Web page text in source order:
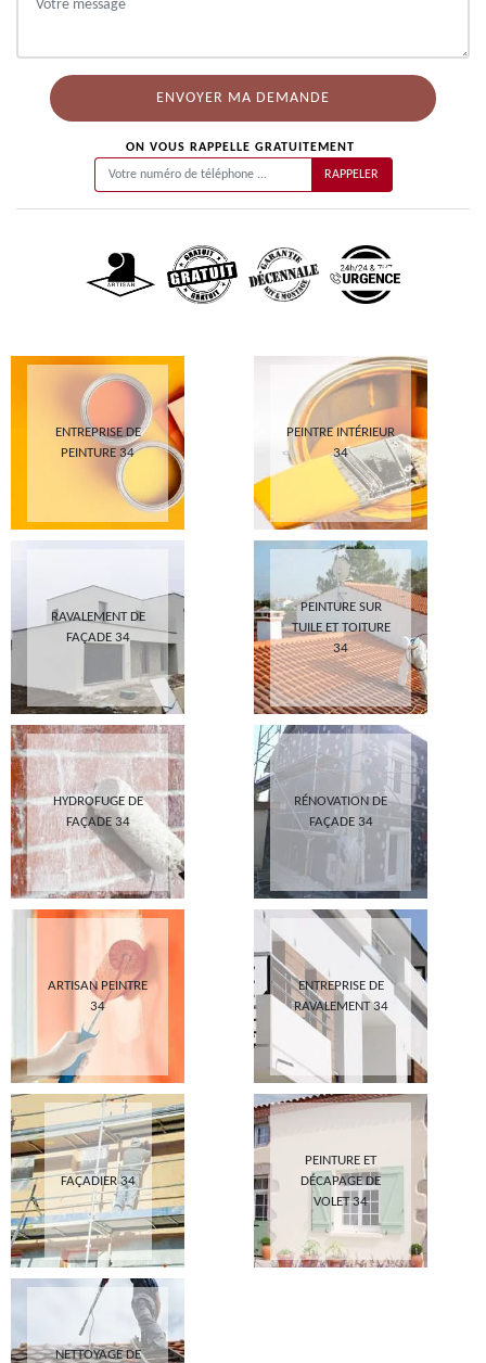
ON VOUS RAPPELLE GRATUITEMENT
ENTREPRISE DE
PEINTURE 34
PEINTRE INTÉRIEUR
34
RAVALEMENT DE
FAÇADE 34
PEINTURE SUR
TUILE ET TOITURE
34
HYDROFUGE DE
FAÇADE 34
RÉNOVATION DE
FAÇADE 34
ARTISAN PEINTRE
34
ENTREPRISE DE
RAVALEMENT 34
FAÇADIER 34
PEINTURE ET
DÉCAPAGE DE
VOLET 34
NETTOYAGE DE